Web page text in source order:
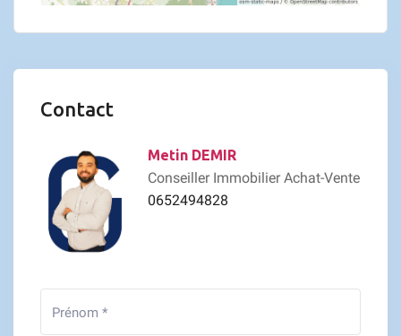
Contact
Metin DEMIR
Conseiller Immobilier Achat-Vente
0652494828